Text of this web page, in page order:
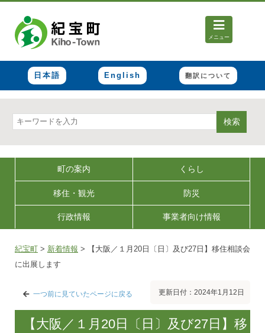
メニュー
日本語 English 翻訳について
検索
町の案内 くらし
移住・観光 防災
行政情報 事業者向け情報
紀宝町 > 新着情報 >
【大阪／１月20日〔日〕及び27日】移住相談会
に出展します
一つ前に見ていたページに戻る 更新日付：2024年1月12日
【大阪／１月20日〔日〕及び27日】移